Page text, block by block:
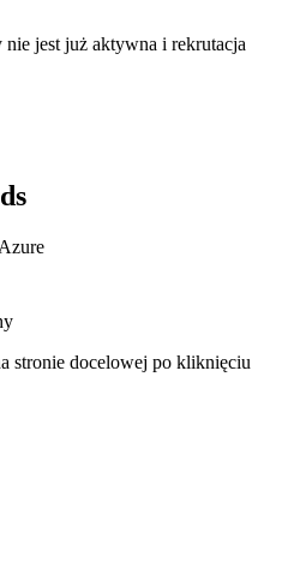
nie jest już aktywna i rekrutacja
stronie docelowej po kliknięciu